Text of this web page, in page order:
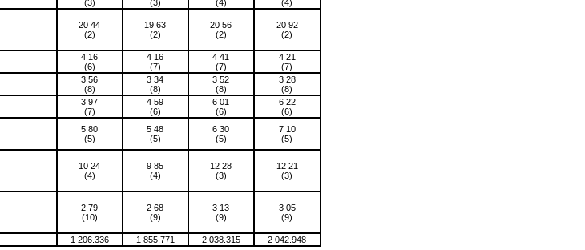
(3)
(3)
(4)
(4)
20 44
(2)
19 63
(2)
20 56
(2)
20 92
(2)
4 16
(6)
4 16
(7)
4 41
(7)
4 21
(7)
3 56
(8)
3 34
(8)
3 52
(8)
3 28
(8)
3 97
(7)
4 59
(6)
6 01
(6)
6 22
(6)
5 80
(5)
5 48
(5)
6 30
(5)
7 10
(5)
10 24
(4)
9 85
(4)
12 28
(3)
12 21
(3)
2 79
(10)
2 68
(9)
3 13
(9)
3 05
(9)
1 206.336 1 855.771 2 038.315 2 042.948